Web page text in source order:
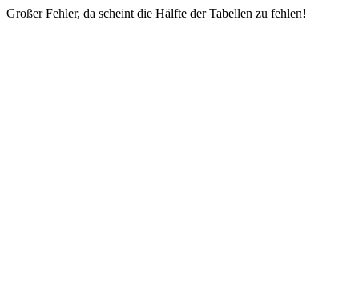
Großer Fehler, da scheint die Hälfte der Tabellen zu fehlen!